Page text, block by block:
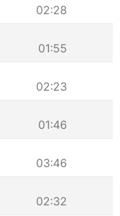
02:28
01:55
02:23
01:46
03:46
02:32